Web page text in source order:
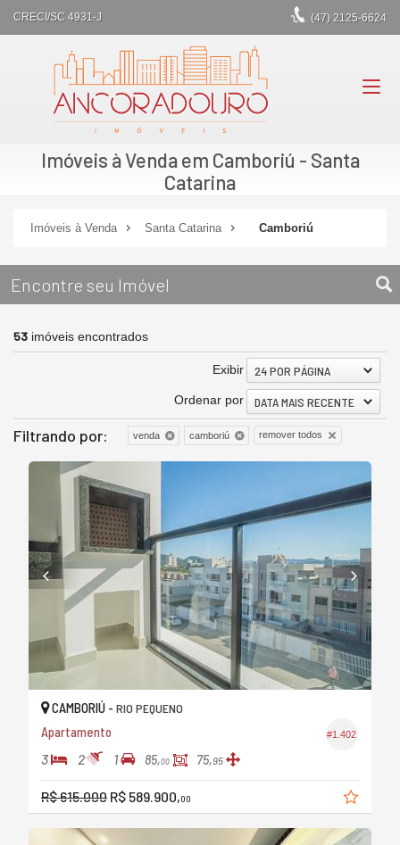
CRECI/SC 4931-J (47) 2125-6624
Imóveis à Venda em Camboriú - Santa
Catarina
Imóveis à Venda Santa Catarina Camboriú
Encontre seu Imóvel
53 imóveis encontrados
Exibir 24 POR PÁGINA
Ordenar por DATA MAIS RECENTE
Filtrando por: venda camboriú remover todos
#1.402
CAMBORIÚ - RIO PEQUENO
Apartamento
3 2 1 85,00 75,95
R$ 615.000 R$ 589.900,00